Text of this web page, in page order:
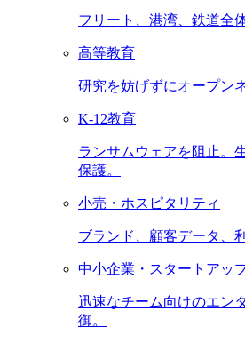
フリート、港湾、鉄道全
高等教育
研究を妨げずにオープン
K-12教育
ランサムウェアを阻止。
保護。
小売・ホスピタリティ
ブランド、顧客データ、
中小企業・スタートアッ
迅速なチーム向けのエン
御。